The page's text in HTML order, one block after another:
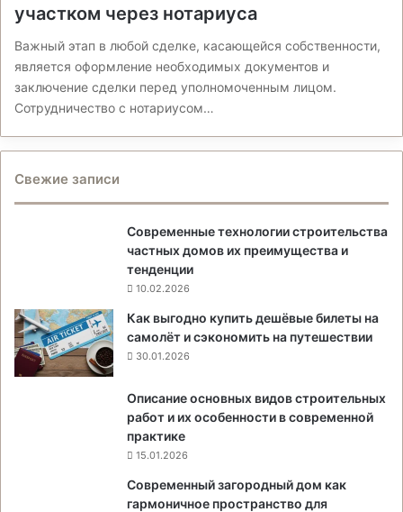
участком через нотариуса
Важный этап в любой сделке, касающейся собственности,
является оформление необходимых документов и
заключение сделки перед уполномоченным лицом.
Сотрудничество с нотариусом…
Свежие записи
Современные технологии строительства
частных домов их преимущества и
тенденции
10.02.2026
Как выгодно купить дешёвые билеты на
самолёт и сэкономить на путешествии
30.01.2026
Описание основных видов строительных
работ и их особенности в современной
практике
15.01.2026
Современный загородный дом как
гармоничное пространство для